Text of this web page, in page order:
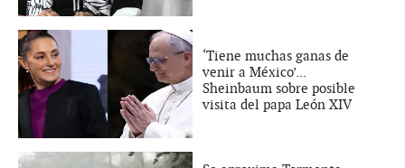
‘Tiene muchas ganas de
venir a México’...
Sheinbaum sobre posible
visita del papa León XIV